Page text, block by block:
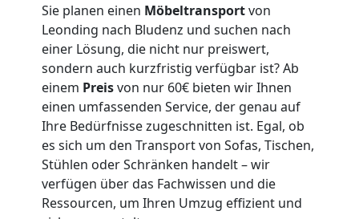
Sie planen einen Möbeltransportvon
Leonding nach Bludenz und suchen nach
einer Lösung, die nicht nur preiswert,
sondern auch kurzfristig verfügbar ist? Ab
einem Preisvon nur 60€ bieten wir Ihnen
einen umfassenden Service, der genau auf
Ihre Bedürfnisse zugeschnitten ist. Egal, ob
es sich um den Transport von Sofas, Tischen,
Stühlen oder Schränken handelt – wir
verfügen über das Fachwissen und die
Ressourcen, um Ihren Umzug effizient und
Kleiner
Umzug
Leonding
Küchenumzug